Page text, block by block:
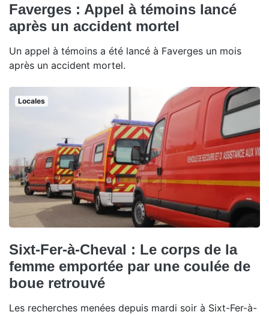
Faverges : Appel à témoins lancé
après un accident mortel
Un appel à témoins a été lancé à Faverges un mois
après un accident mortel.
Locales
Sixt-Fer-à-Cheval : Le corps de la
femme emportée par une coulée de
boue retrouvé
Les recherches menées depuis mardi soir à Sixt-Fer-à-